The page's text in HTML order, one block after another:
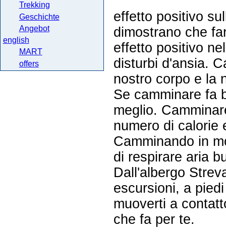
effetto positivo
dimostrano che
effetto positivo
disturbi d'ansia.
nostro corpo e la
Se camminare fa
meglio.
numero di calorie
Camminando in
di respirare aria
Dall'albergo
escursioni, a
muoverti a
che fa per te.
Trekking
Geschichte
Angebot
english
MART
offers